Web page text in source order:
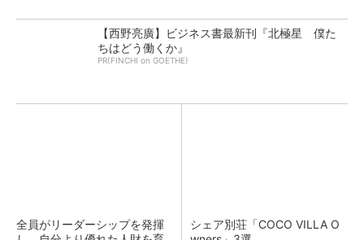
【西野亮廣】ビジネス書最新刊『北極星 僕た
ちはどう働くか』
PR(FINCHI on GOETHE)
全員がリーダーシップを発揮
シェア別荘「COCO VILLA O